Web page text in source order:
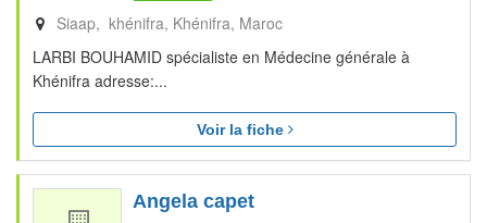
Siaap, khénifra Khénifra Maroc
LARBI BOUHAMID spécialiste en Médecine générale à
Khénifra adresse:...
Voir la fiche
Angela capet